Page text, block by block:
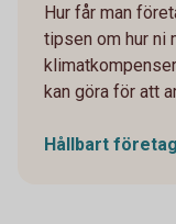
Hur får man
tipsen om hur ni
kan göra för att
Hållbart